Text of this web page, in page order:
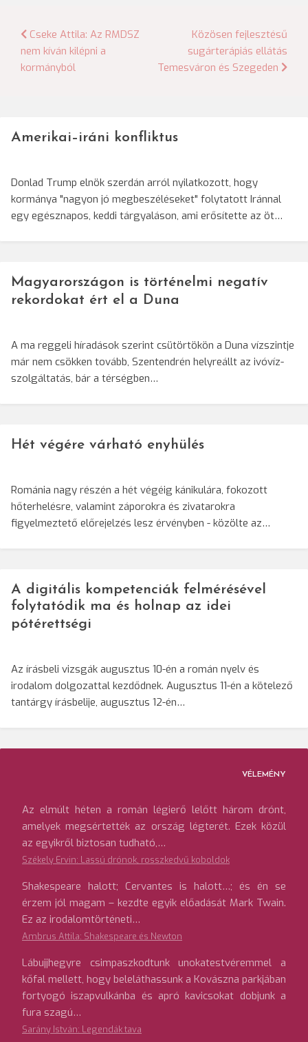
Bejegyzés
navigáció
Cseke Attila: Az RMDSZ
nem kíván kilépni a
kormányból
Közösen fejlesztésű
sugárterápiás ellátás
Temesváron és Szegeden
Amerikai–iráni konfliktus
Donlad Trump elnök szerdán arról nyilatkozott, hogy
kormánya "nagyon jó megbeszéléseket" folytatott Iránnal
egy egésznapos, keddi tárgyaláson, ami erősítette az öt…
Magyarországon is történelmi negatív
rekordokat ért el a Duna
A ma reggeli híradások szerint csütörtökön a Duna vízszintje
már nem csökken tovább, Szentendrén helyreállt az ivóvíz-
szolgáltatás, bár a térségben…
Hét végére várható enyhülés
Románia nagy részén a hét végéig kánikulára, fokozott
hőterhelésre, valamint záporokra és zivatarokra
figyelmeztető előrejelzés lesz érvényben - közölte az…
A digitális kompetenciák felmérésével
folytatódik ma és holnap az idei
pótérettségi
Az írásbeli vizsgák augusztus 10-én a román nyelv és
irodalom dolgozattal kezdődnek. Augusztus 11-én a kötelező
tantárgy írásbelije, augusztus 12-én…
VÉLEMÉNY
Az elmúlt héten a román légierő lelőtt három drónt,
amelyek megsértették az ország légterét. Ezek közül
az egyikről biztosan tudható,…
Székely Ervin: Lassú drónok, rosszkedvű koboldok
Shakespeare halott; Cervantes is halott…; és én se
érzem jól magam – kezdte egyik előadását Mark Twain.
Ez az irodalomtörténeti…
Ambrus Attila: Shakespeare és Newton
Lábujjhegyre csimpaszkodtunk unokatestvéremmel a
kőfal mellett, hogy beleláthassunk a Kovászna parkjában
fortyogó iszapvulkánba és apró kavicsokat dobjunk a
fura szagú…
Sarány István: Legendák tava